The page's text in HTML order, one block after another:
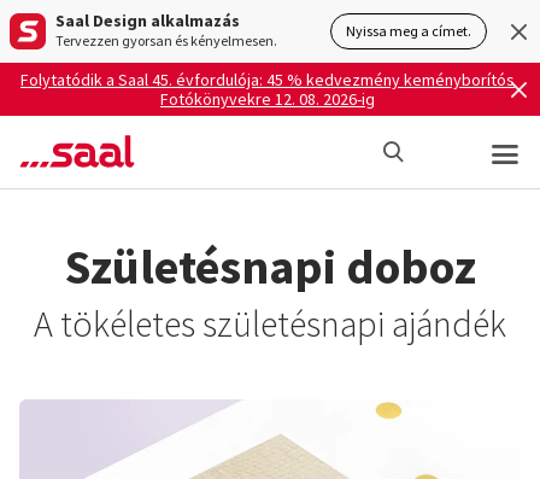
Saal Design alkalmazás
Tervezzen gyorsan és kényelmesen. Nyissa meg a címet.
Folytatódik a Saal 45. évfordulója: 45 % kedvezmény keményborítós
Fotókönyvekre 12. 08. 2026-ig
Születésnapi doboz
A tökéletes születésnapi ajándék